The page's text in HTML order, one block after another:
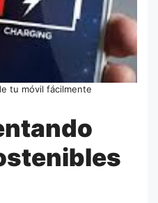
tu móvil fácilmente